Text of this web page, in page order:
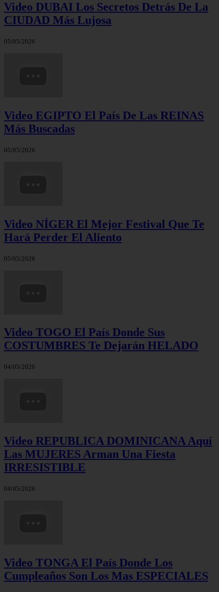
Video DUBAI Los Secretos Detrás De La
CIUDAD Más Lujosa
05/05/2026
Video EGIPTO El País De Las REINAS
Más Buscadas
05/05/2026
Video NÍGER El Mejor Festival Que Te
Hará Perder El Aliento
05/05/2026
Video TOGO El País Donde Sus
COSTUMBRES Te Dejarán HELADO
04/05/2026
Video REPUBLICA DOMINICANA Aquí
Las MUJERES Arman Una Fiesta
IRRESISTIBLE
04/05/2026
Video TONGA El País Donde Los
Cumpleaños Son Los Mas ESPECIALES